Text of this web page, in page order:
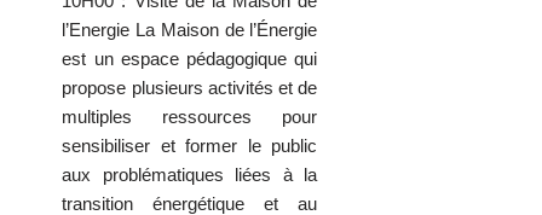
l’Energie La Maison de l’Énergie
est un espace pédagogique qui
propose plusieurs activités et de
multiples ressources pour
sensibiliser et former le public
aux problématiques liées à la
transition énergétique et au